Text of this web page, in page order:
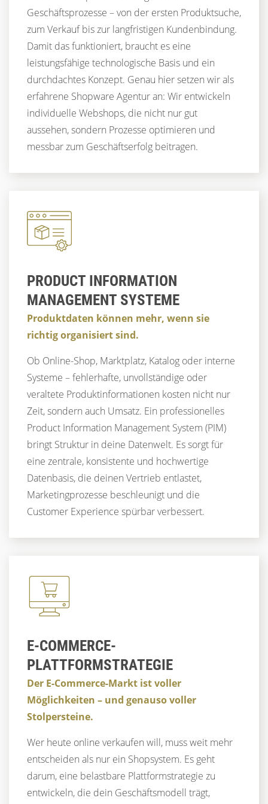
Geschäftsprozesse – von der ersten Produktsuche,
zum Verkauf bis zur langfristigen Kundenbindung.
Damit das funktioniert, braucht es eine
leistungsfähige technologische Basis und ein
durchdachtes Konzept. Genau hier setzen wir als
erfahrene Shopware Agentur an: Wir entwickeln
individuelle Webshops, die nicht nur gut
aussehen, sondern Prozesse optimieren und
messbar zum Geschäftserfolg beitragen.
PRODUCT INFORMATION
MANAGEMENT SYSTEME
Produktdaten können mehr, wenn sie
richtig organisiert sind.
Ob Online-Shop, Marktplatz, Katalog oder interne
Systeme – fehlerhafte, unvollständige oder
veraltete Produktinformationen kosten nicht nur
Zeit, sondern auch Umsatz. Ein professionelles
Product Information Management System (PIM)
bringt Struktur in deine Datenwelt. Es sorgt für
eine zentrale, konsistente und hochwertige
Datenbasis, die deinen Vertrieb entlastet,
Marketingprozesse beschleunigt und die
Customer Experience spürbar verbessert.
E-COMMERCE-
PLATTFORMSTRATEGIE
Der E-Commerce-Markt ist voller
Möglichkeiten – und genauso voller
Stolpersteine.
Wer heute online verkaufen will, muss weit mehr
entscheiden als nur ein Shopsystem. Es geht
darum, eine belastbare Plattformstrategie zu
entwickeln, die dein Geschäftsmodell trägt,